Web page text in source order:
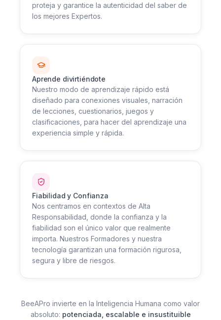
proteja y garantice la autenticidad del saber de
los mejores Expertos.
Aprende divirtiéndote
Nuestro modo de aprendizaje rápido está
diseñado para conexiones visuales, narración
de lecciones, cuestionarios, juegos y
clasificaciones, para hacer del aprendizaje una
experiencia simple y rápida.
Fiabilidad y Confianza
Nos centramos en contextos de Alta
Responsabilidad, donde la confianza y la
fiabilidad son el único valor que realmente
importa. Nuestros Formadores y nuestra
tecnología garantizan una formación rigurosa,
segura y libre de riesgos.
BeeAPro invierte en la Inteligencia Humana como valor
absoluto: potenciada, escalable e insustituible